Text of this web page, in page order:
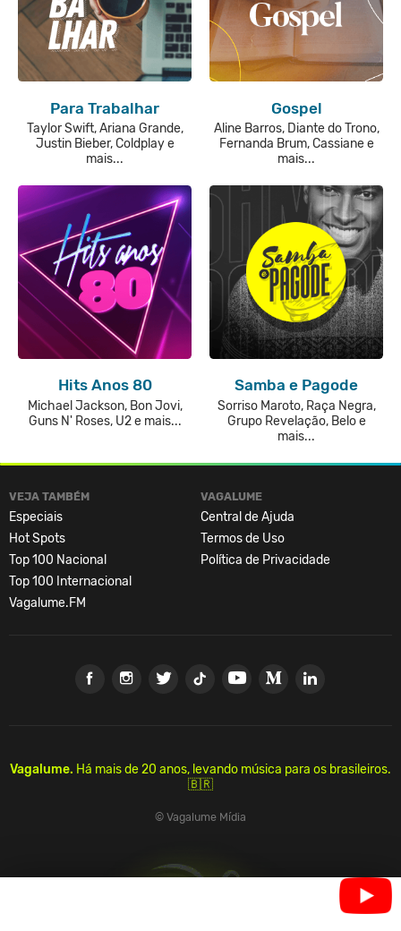
Para Trabalhar
Taylor Swift, Ariana Grande,
Justin Bieber, Coldplay e
mais...
Gospel
Aline Barros, Diante do Trono,
Fernanda Brum, Cassiane e
mais...
Hits Anos 80
Michael Jackson, Bon Jovi,
Guns N' Roses, U2 e mais...
Samba e Pagode
Sorriso Maroto, Raça Negra,
Grupo Revelação, Belo e
mais...
VEJA TAMBÉM
Especiais
Hot Spots
Top 100 Nacional
Top 100 Internacional
Vagalume.FM
VAGALUME
Central de Ajuda
Termos de Uso
Política de Privacidade
Vagalume. Há mais de 20 anos, levando música para os brasileiros.
🇧🇷
© Vagalume Mídia